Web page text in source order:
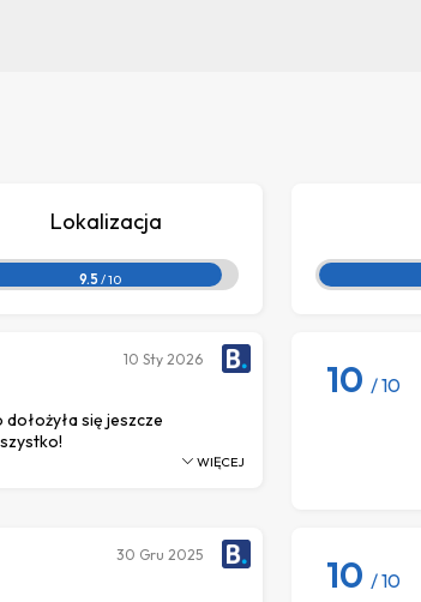
Lokalizacja
9.5 / 10
się jeszcze
10 Sty 2026
WIĘCEJ
10 / 10
30 Gru 2025 10 / 10